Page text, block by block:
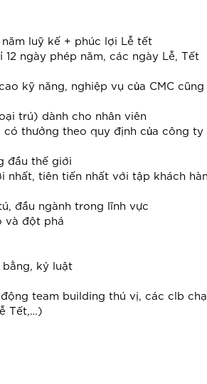
luỹ kế + phúc lợi Lễ tết
ngày phép năm, các ngày Lễ, Tết
kỹ năng, nghiệp vụ của CMC
trú) dành cho nhân viên
có thưởng theo quy định của công ty
đầu thế giới
nhất, tiên tiến nhất với tập khách
đầu ngành trong lĩnh vực
và đột phá
bằng, kỷ luật
team building thú vị, các clb
Tết,…)